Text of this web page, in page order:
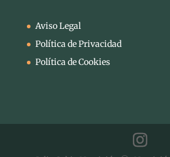
Aviso Legal
Política de Privacidad
Política de Cookies